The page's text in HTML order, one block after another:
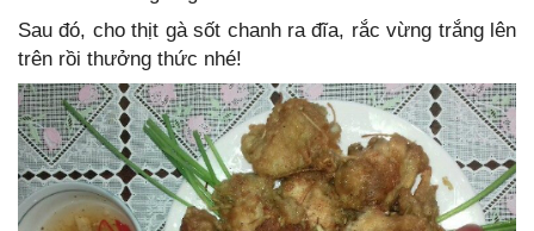
Sau đó, cho thịt gà sốt chanh ra đĩa, rắc vừng trắng lên
trên rồi thưởng thức nhé!